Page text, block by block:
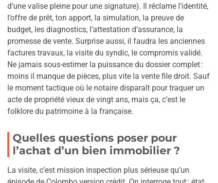
d’une valise pleine pour une signature). Il réclame l’identité,
l’offre de prêt, ton apport, la simulation, la preuve de
budget, les diagnostics, l’attestation d’assurance, la
promesse de vente. Surprise aussi, il faudra les anciennes
factures travaux, la visite du syndic, le compromis validé.
Ne jamais sous-estimer la puissance du dossier complet :
moins il manque de pièces, plus vite la vente file droit. Sauf
le moment tactique où le notaire disparaît pour traquer un
acte de propriété vieux de vingt ans, mais ça, c’est le
folklore du patrimoine à la française.
Quelles questions poser pour
l’achat d’un bien immobilier ?
La visite, c’est mission inspection plus sérieuse qu’un